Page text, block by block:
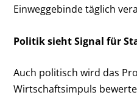
Einweggebinde täglich
Politik sieht Signal für
Auch politisch wird das
Wirtschaftsimpuls